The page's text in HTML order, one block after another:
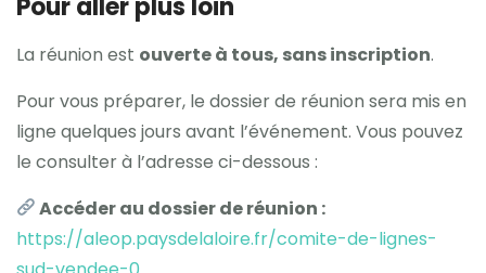
Pour aller plus loin
La réunion est ouverte à tous, sans inscription.
Pour vous préparer, le dossier de réunion sera mis en
ligne quelques jours avant l’événement. Vous pouvez
le consulter à l’adresse ci-dessous :
Accéder au dossier de réunion :
https://aleop.paysdelaloire.fr/comite-de-lignes-